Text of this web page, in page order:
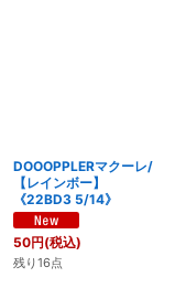
DOOOPPLERマクーレ/
【レインボー】
《22BD3 5/14》
50円(税込)
残り16点